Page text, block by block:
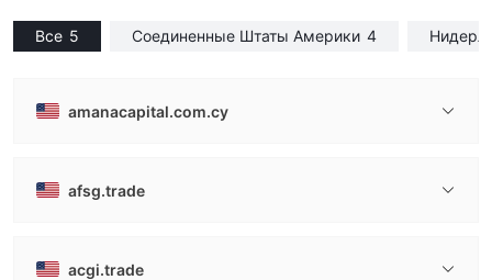
Все 5 Соединенные Штаты Америки 4
amanacapital.com.cy
afsg.trade
acgi.trade